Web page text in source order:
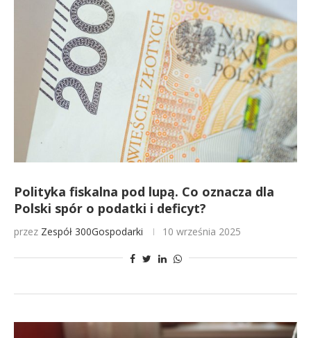
Polityka fiskalna pod lupą. Co oznacza dla
Polski spór o podatki i deficyt?
przez Zespół 300Gospodarki 10 września 2025